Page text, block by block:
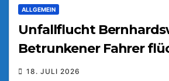
ALLGEMEIN
Unfallflucht
Betrunkener Fahrer
18. JULI 2026